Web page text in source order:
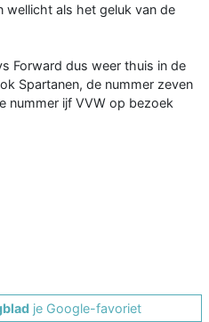
wellicht als het geluk van de
Forward dus weer thuis in de
Spartanen, de nummer zeven
nummer ijf VVW op bezoek
je Google-favoriet